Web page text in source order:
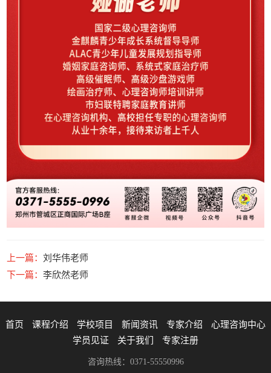
上一篇：刘华伟老师
下一篇：李欣然老师
首页 课程介绍 学校项目 新闻资讯 专家介绍
心理咨询中心
学员见证
关于我们 专家注册
咨询热线：0371-55550996